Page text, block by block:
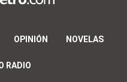
OPINIÓN NOVELAS
RADIO